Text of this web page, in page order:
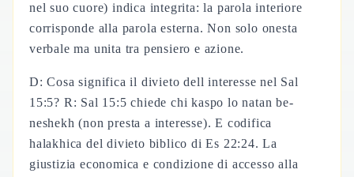
nel suo cuore) indica integrita: la parola interiore
corrisponde alla parola esterna. Non solo onesta
verbale ma unita tra pensiero e azione.
D: Cosa significa il divieto dell interesse nel Sal
15:5? R: Sal 15:5 chiede chi kaspo lo natan be-
neshekh (non presta a interesse). E codifica
halakhica del divieto biblico di Es 22:24. La
giustizia economica e condizione di accesso alla